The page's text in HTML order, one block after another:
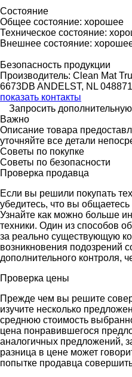
Состояние
Общее состояние: хорошее
Техническое состояние:
Внешнее состояние:
Безопасность продукции
Производитель: Clean Mat
6673DB ANDELST, NL
показать контакты
Запросить
Важно
Описание товара
уточняйте все детали
Советы по покупке
Советы по безопасности
Проверка продавца
Если вы решили покупать
убедитесь, что вы
Узнайте как можно больше
техники. Один из способов
за реально существующую
возникновения подозрений
дополнительного контроля,
Проверка цены
Прежде чем вы решите
изучите несколько
среднюю стоимость
цена понравившегося
аналогичных предложений,
разница в цене может
попытке продавца